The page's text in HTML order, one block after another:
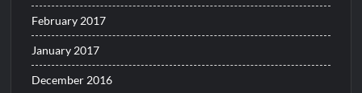
February 2017
January 2017
December 2016